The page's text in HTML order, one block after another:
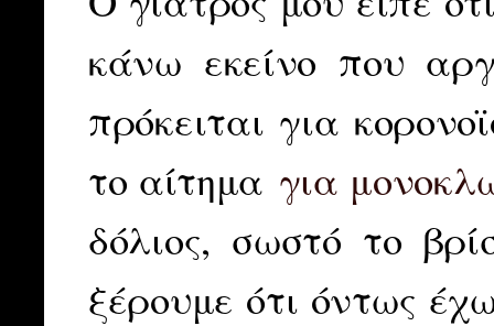
κάνω εκείνο που
πρόκειται για
το αίτημα για
δόλιος, σωστό το
ξέρουμε ότι όντως